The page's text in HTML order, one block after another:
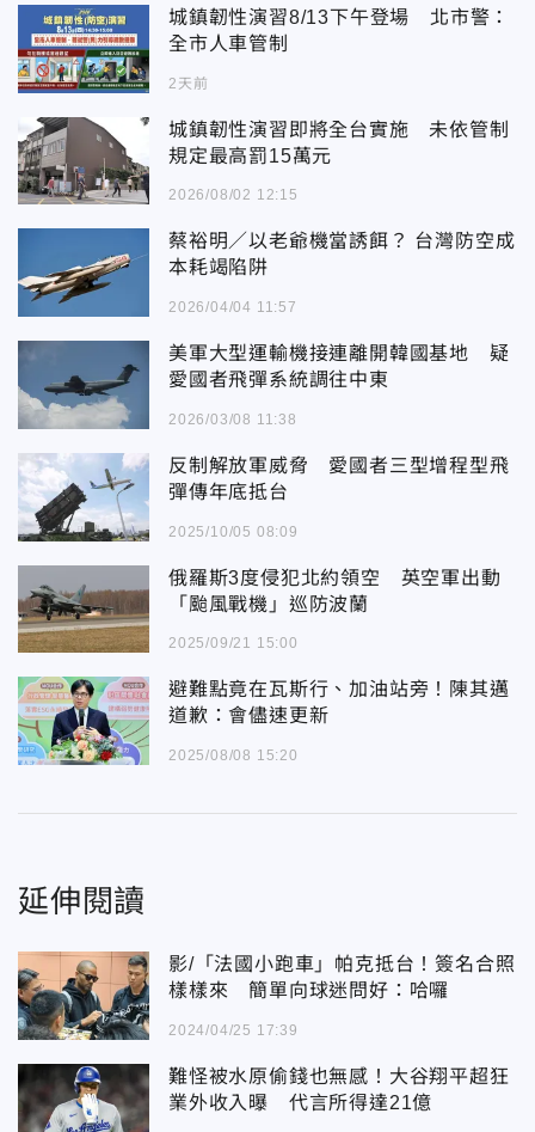
城鎮韌性演習8/13下午登場 北市警：
全市人車管制
2天前
城鎮韌性演習即將全台實施 未依管制
規定最高罰15萬元
2026/08/02 12:15
蔡裕明／以老爺機當誘餌？ 台灣防空成
本耗竭陷阱
2026/04/04 11:57
美軍大型運輸機接連離開韓國基地 疑
愛國者飛彈系統調往中東
2026/03/08 11:38
反制解放軍威脅 愛國者三型增程型飛
彈傳年底抵台
2025/10/05 08:09
俄羅斯3度侵犯北約領空 英空軍出動
「颱風戰機」巡防波蘭
2025/09/21 15:00
避難點竟在瓦斯行、加油站旁！陳其邁
道歉：會儘速更新
2025/08/08 15:20
延伸閱讀
影/「法國小跑車」帕克抵台！簽名合照
樣樣來 簡單向球迷問好：哈囉
2024/04/25 17:39
難怪被水原偷錢也無感！大谷翔平超狂
業外收入曝 代言所得達21億